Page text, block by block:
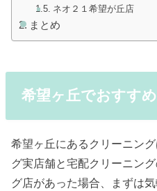
ネオ２１希望が丘店
まとめ
希望ヶ丘でおすす
希望ヶ丘にあるクリーニン
グ実店舗と宅配クリーニン
グ店があった場合、まずは